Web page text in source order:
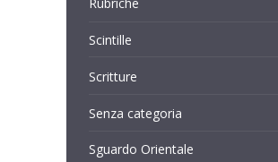
Scintille
Scritture
Senza categoria
Sguardo Orientale